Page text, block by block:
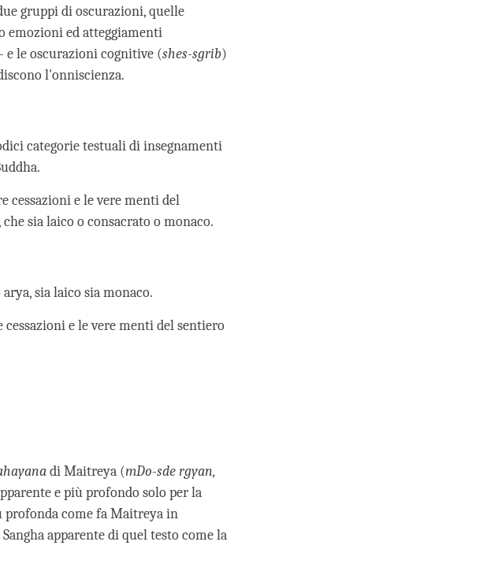
gruppi di oscurazioni, quelle
emozioni ed atteggiamenti
le oscurazioni cognitive (shes-sgrib)
l'onniscienza.
categorie testuali di insegnamenti
cessazioni e le vere menti del
sia laico o consacrato o monaco.
sia laico sia monaco.
cessazioni e le vere menti del sentiero
di Maitreya (mDo-sde rgyan,
e più profondo solo per la
profonda come fa Maitreya in
apparente di quel testo come la